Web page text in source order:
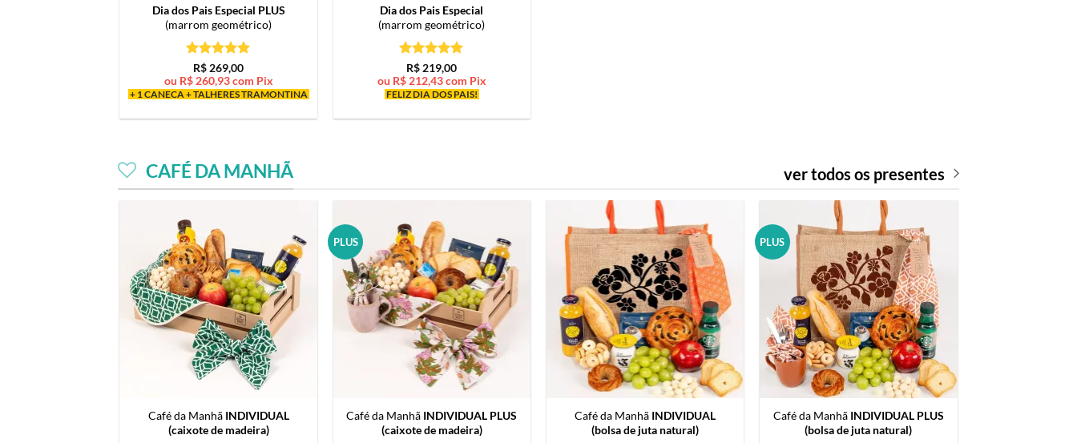
Dia dos Pais Especial PLUS
(marrom geométrico)
Avaliação5
de 5
R$ 269,00
ou R$260,93com Pix
+ 1 CANECA + TALHERES TRAMONTINA
Dia dos Pais Especial
(marrom geométrico)
Avaliação5
de 5
R$ 219,00
ou R$212,43com Pix
FELIZ DIA DOS PAIS!
CAFÉ DA MANHÃ ver todos os presentes
Café da Manhã INDIVIDUAL
(caixote de madeira)
PLUS
Café da Manhã INDIVIDUAL PLUS
(caixote de madeira)
Café da Manhã INDIVIDUAL
(bolsa de juta natural)
PLUS
Café da Manhã INDIVIDUAL PLUS
(bolsa de juta natural)